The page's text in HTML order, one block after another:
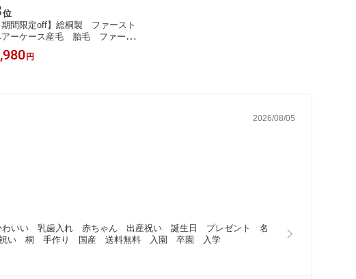
位
期間限定off】総桐製 ファースト
アーケース産毛 胎毛 ファースト
アー 胎毛筆 乳歯ケース へその
名前入り 出産祝い 誕生日 プ
円
2026/08/05
いい　乳歯入れ　赤ちゃん　出産祝い　誕生日　プレゼント　名
い　桐　手作り　国産　送料無料　入園　卒園　入学